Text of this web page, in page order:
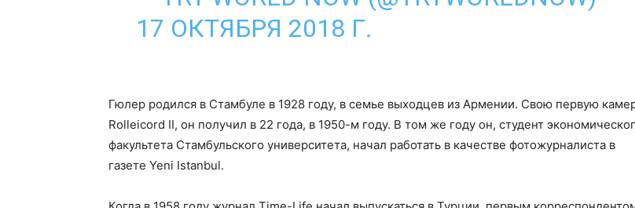
17 ОКТЯБРЯ 2018 Г.
Гюлер родился в Стамбуле в 1928 году, в семье выходцев из Армении. Свою первую
Rolleicord II, он получил в 22 года, в 1950-м году. В том же году он, студент
факультета Стамбульского университета, начал работать в качестве фотожурналиста в
газете Yeni Istanbul.